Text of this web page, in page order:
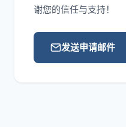
谢您的信任与支持！
发送申请邮件